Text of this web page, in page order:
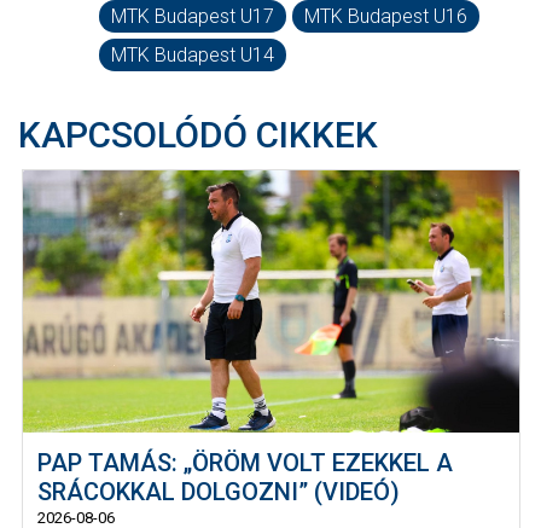
MTK Budapest U17
MTK Budapest U16
MTK Budapest U14
KAPCSOLÓDÓ CIKKEK
PAP TAMÁS: „ÖRÖM VOLT EZEKKEL A
SRÁCOKKAL DOLGOZNI” (VIDEÓ)
2026-08-06